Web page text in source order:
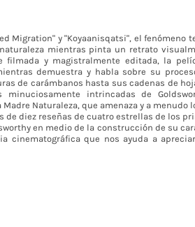
Migration" y "Koyaanisqatsi", el fenómeno
mientras pinta un retrato
filmada y magistralmente editada, la
demuestra y habla sobre su
de carámbanos hasta sus cadenas de
minuciosamente intrincadas de
Naturaleza, que amenaza y a menudo
de diez reseñas de cuatro estrellas de los
en medio de la construcción de su
cinematográfica que nos ayuda a